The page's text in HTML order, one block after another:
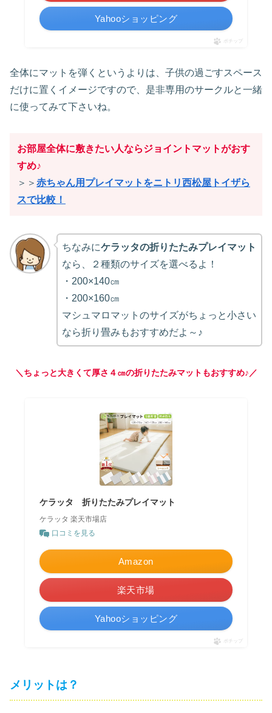
Yahooショッピング
ポチップ
全体にマットを弾くというよりは、子供の過ごすスペース
だけに置くイメージですので、是非専用のサークルと一緒
に使ってみて下さいね。
お部屋全体に敷きたい人ならジョイントマットがおす
すめ♪
＞＞ 赤ちゃん用プレイマットをニトリ西松屋トイザら
スで比較！
ちなみにケラッタの折りたたみプレイマット
なら、２種類のサイズを選べるよ！
・200×140㎝
・200×160㎝
マシュマロマットのサイズがちょっと小さい
なら折り畳みもおすすめだよ～♪
＼ちょっと大きくて厚さ４㎝の折りたたみマットもおすすめ♪／
ケラッタ 折りたたみプレイマット
ケラッタ 楽天市場店
口コミを見る
Amazon
楽天市場
Yahooショッピング
ポチップ
メリットは？